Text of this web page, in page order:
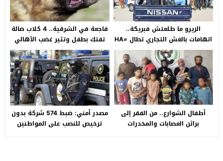
الزيرو ما طلعتش فبريكة..
اتهامات بالغش التجاري تطال «HA
Auto التجمع».. شكوى شراء
سيارة بـ3 ملايين جنيه تفجّر الأزمة
فاجعة في الشرقية.. 4 كلاب ضالة
تفتك بطفل وتثير غضب الأهالي
بالصالحية الجديدة
أطفال الشوارع.. من الفقر إلى
براثن العصابات والمخدرات
مصدر أمني: ضبط 574 شركة بدون
ترخيص للنصب على المواطنين